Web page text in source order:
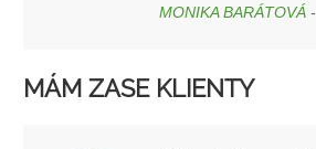
MONIKA BARÁTOVÁ
MÁM ZASE KLIENTY